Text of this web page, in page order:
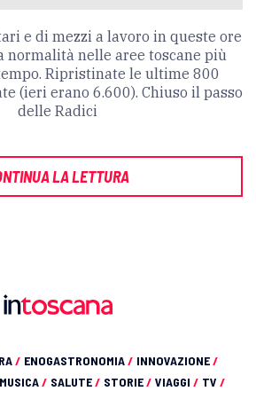
e di mezzi a lavoro in queste ore
normalità nelle aree toscane più
Ripristinate le ultime 800
(ieri erano 6.600). Chiuso il passo
delle Radici
LA LETTURA
/ ENOGASTRONOMIA/ INNOVAZIONE/
MUSICA/ SALUTE/ STORIE/ VIAGGI / TV /